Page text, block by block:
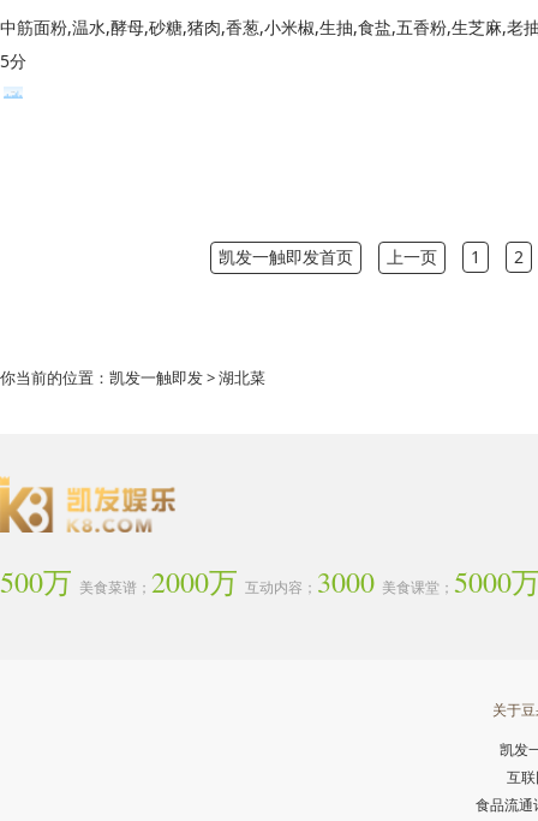
中筋面粉,温水,酵母,砂糖,猪肉,香葱,小米椒,生抽,食盐,五香粉,生芝麻,老
5分
凯发一触即发首页 上一页 1 2
你当前的位置： 凯发一触即发> 湖北菜
500万 美食菜谱； 2000万 互动内容； 3000 美食课堂； 5000
关于
凯发
互
食品流